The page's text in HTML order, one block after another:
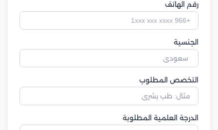
رقم الهاتف
الجنسية
التخصص المطلوب
الدرجة العلمية المطلوبة